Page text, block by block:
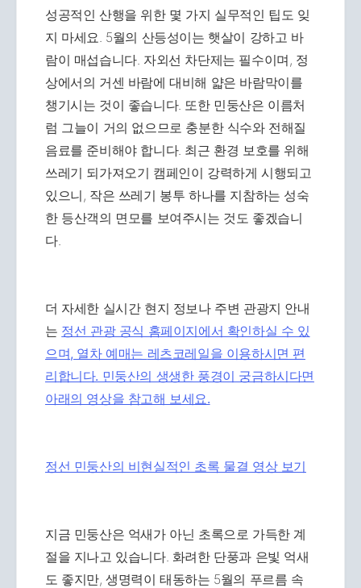
성공적인 산행을 위한 몇 가지 실무적인 팁도 잊
지 마세요. 5월의 산등성이는 햇살이 강하고 바
람이 매섭습니다. 자외선 차단제는 필수이며, 정
상에서의 거센 바람에 대비해 얇은 바람막이를
챙기시는 것이 좋습니다. 또한 민둥산은 이름처
럼 그늘이 거의 없으므로 충분한 식수와 전해질
음료를 준비해야 합니다. 최근 환경 보호를 위해
쓰레기 되가져오기 캠페인이 강력하게 시행되고
있으니, 작은 쓰레기 봉투 하나를 지참하는 성숙
한 등산객의 면모를 보여주시는 것도 좋겠습니
다.
더 자세한 실시간 현지 정보나 주변 관광지 안내
는 정선 관광 공식 홈페이지에서 확인하실 수 있
으며, 열차 예매는 레츠코레일을 이용하시면 편
리합니다. 민둥산의 생생한 풍경이 궁금하시다면
아래의 영상을 참고해 보세요.
정선 민둥산의 비현실적인 초록 물결 영상 보기
지금 민둥산은 억새가 아닌 초록으로 가득한 계
절을 지나고 있습니다. 화려한 단풍과 은빛 억새
도 좋지만, 생명력이 태동하는 5월의 푸르름 속